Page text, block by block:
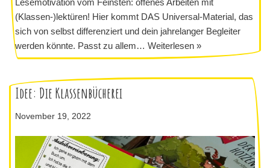
(Klassen-)lektüren! Hier kommt DAS Universal-Material, das
sich von selbst differenziert und dein jahrelanger Begleiter
werden könnte. Passt zu allem… Weiterlesen »
Idee: Die Klassenbücherei
November 19, 2022